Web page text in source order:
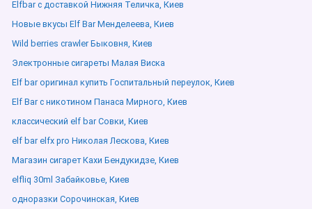
Elfbar с доставкой Нижняя Теличка, Киев
Новые вкусы Elf Bar Менделеева, Киев
Wild berries crawler Быковня, Киев
Электронные сигареты Малая Виска
Elf bar оригинал купить Госпитальный переулок, Киев
Elf Bar с никотином Панаса Мирного, Киев
классический elf bar Совки, Киев
elf bar elfx pro Николая Лескова, Киев
Магазин сигарет Кахи Бендукидзе, Киев
elfliq 30ml Забайковье, Киев
одноразки Сорочинская, Киев